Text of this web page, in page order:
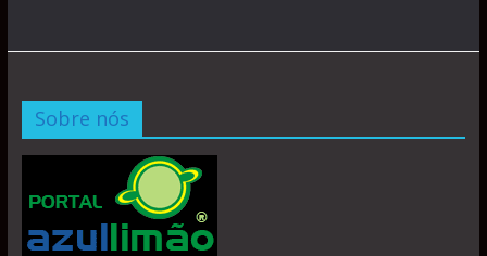
Sobre nós